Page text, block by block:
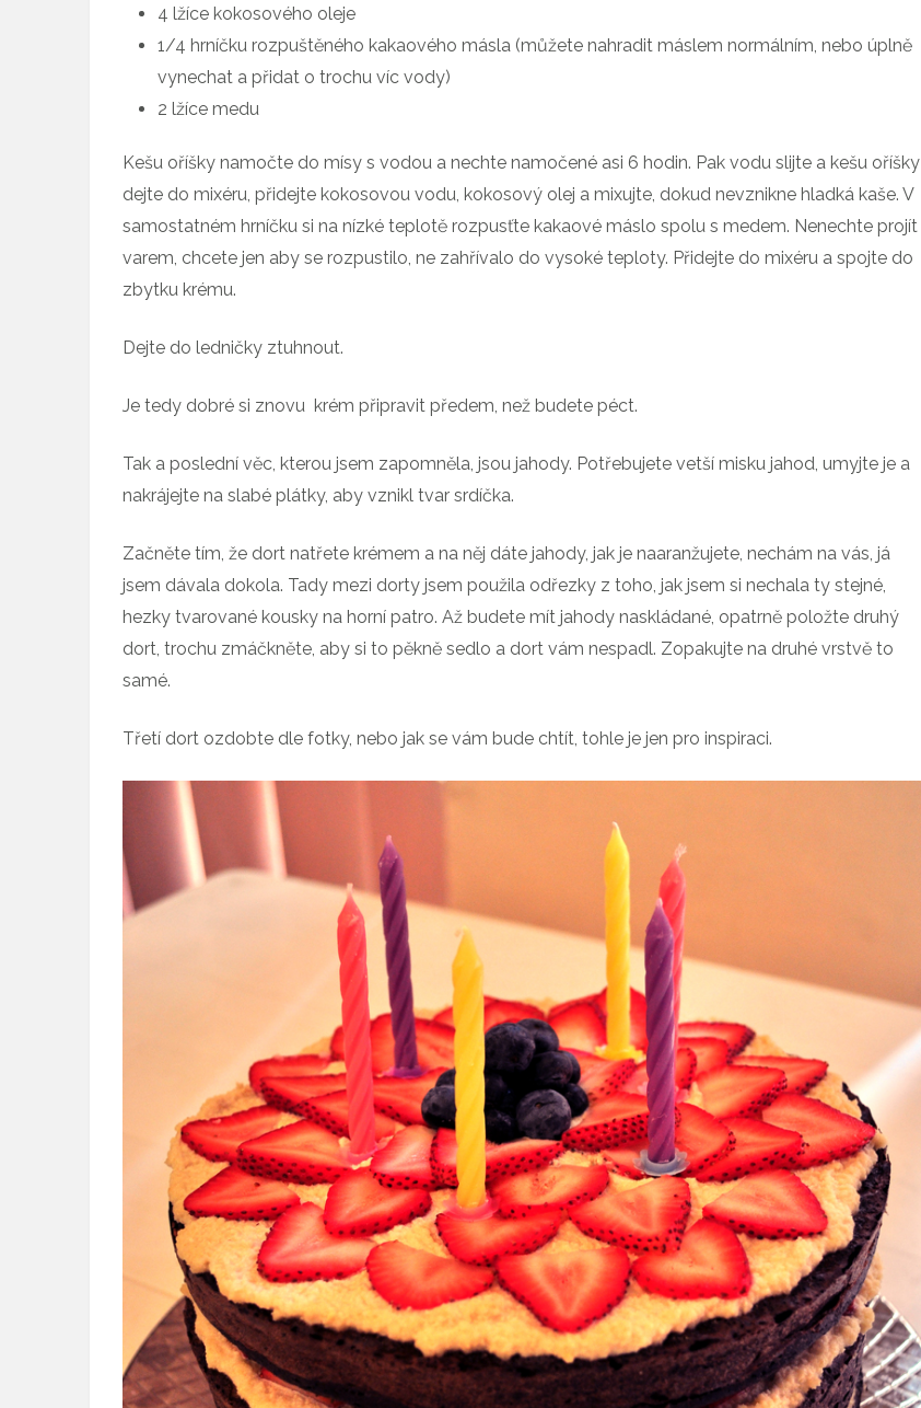
4 lžíce kokosového oleje
1/4 hrníčku rozpuštěného kakaového másla (můžete nahradit máslem normálním, nebo úplně
vynechat a přidat o trochu víc vody)
2 lžíce medu
Kešu oříšky namočte do mísy s vodou a nechte namočené asi 6 hodin. Pak vodu slijte a kešu oříšky
dejte do mixéru, přidejte kokosovou vodu, kokosový olej a mixujte, dokud nevznikne hladká kaše. V
samostatném hrníčku si na nízké teplotě rozpusťte kakaové máslo spolu s medem. Nenechte projít
varem, chcete jen aby se rozpustilo, ne zahřívalo do vysoké teploty. Přidejte do mixéru a spojte do
zbytku krému.
Dejte do ledničky ztuhnout.
Je tedy dobré si znovu krém připravit předem, než budete péct.
Tak a poslední věc, kterou jsem zapomněla, jsou jahody. Potřebujete vetší misku jahod, umyjte je a
nakrájejte na slabé plátky, aby vznikl tvar srdíčka.
Začněte tím, že dort natřete krémem a na něj dáte jahody, jak je naaranžujete, nechám na vás, já
jsem dávala dokola. Tady mezi dorty jsem použila odřezky z toho, jak jsem si nechala ty stejné,
hezky tvarované kousky na horní patro. Až budete mít jahody naskládané, opatrně položte druhý
dort, trochu zmáčkněte, aby si to pěkně sedlo a dort vám nespadl. Zopakujte na druhé vrstvě to
samé.
Třetí dort ozdobte dle fotky, nebo jak se vám bude chtít, tohle je jen pro inspiraci.